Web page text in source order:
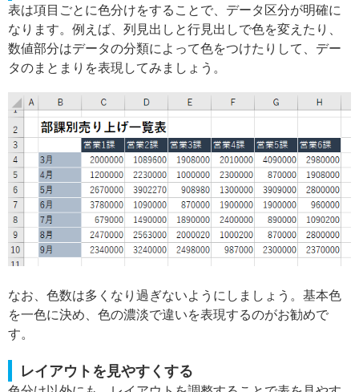
表は項目ごとに色分けをすることで、データ区分が明確に
なります。例えば、列見出しと行見出しで色を変えたり、
数値部分はデータの分類によって色をつけたりして、デー
タのまとまりを表現してみましょう。
なお、色数は多くなり過ぎないようにしましょう。基本色
を一色に決め、色の濃淡で違いを表現するのがお勧めで
す。
レイアウトを見やすくする